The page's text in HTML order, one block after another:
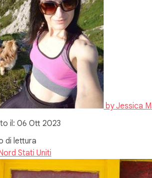
byJessica
il: 06 Ott 2023
di lettura
Stati Uniti